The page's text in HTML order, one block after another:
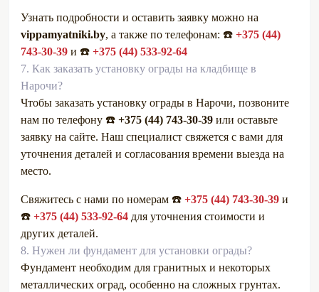
Узнать подробности и оставить заявку можно на
vippamyatniki.by, а также по телефонам: ☎️ +375 (44)
743-30-39 и ☎️ +375 (44) 533-92-64
7. Как заказать установку ограды на кладбище в
Нарочи?
Чтобы заказать установку ограды в Нарочи, позвоните
нам по телефону ☎️ +375 (44) 743-30-39 или оставьте
заявку на сайте. Наш специалист свяжется с вами для
уточнения деталей и согласования времени выезда на
место.
Свяжитесь с нами по номерам ☎️ +375 (44) 743-30-39 и
☎️ +375 (44) 533-92-64 для уточнения стоимости и
других деталей.
8. Нужен ли фундамент для установки ограды?
Фундамент необходим для гранитных и некоторых
металлических оград, особенно на сложных грунтах.